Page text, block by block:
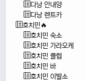
다낭 안내양
다낭 렌트카
호치민🔥
호치민 숙소
호치민 가라오케
호치민 클럽
호치민 바
호치민 이발소